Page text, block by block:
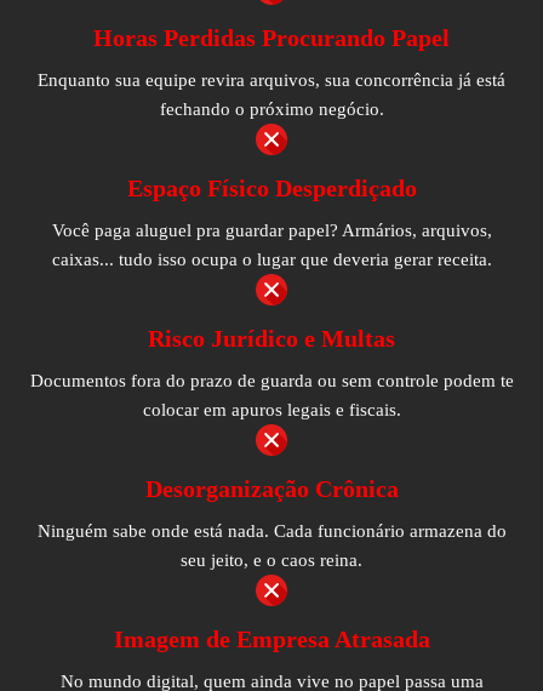
Horas Perdidas Procurando Papel
Enquanto sua equipe revira arquivos, sua concorrência já está
fechando o próximo negócio.
Espaço Físico Desperdiçado
Você paga aluguel pra guardar papel? Armários, arquivos,
caixas... tudo isso ocupa o lugar que deveria gerar receita.
Risco Jurídico e Multas
Documentos fora do prazo de guarda ou sem controle podem te
colocar em apuros legais e fiscais.
Desorganização Crônica
Ninguém sabe onde está nada. Cada funcionário armazena do
seu jeito, e o caos reina.
Imagem de Empresa Atrasada
No mundo digital, quem ainda vive no papel passa uma